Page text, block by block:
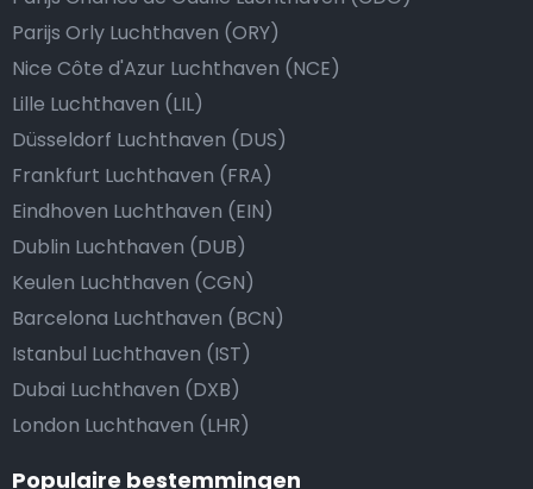
Parijs Orly Luchthaven (ORY)
Nice Côte d'Azur Luchthaven (NCE)
Lille Luchthaven (LIL)
Düsseldorf Luchthaven (DUS)
Frankfurt Luchthaven (FRA)
Eindhoven Luchthaven (EIN)
Dublin Luchthaven (DUB)
Keulen Luchthaven (CGN)
Barcelona Luchthaven (BCN)
Istanbul Luchthaven (IST)
Dubai Luchthaven (DXB)
London Luchthaven (LHR)
Populaire bestemmingen